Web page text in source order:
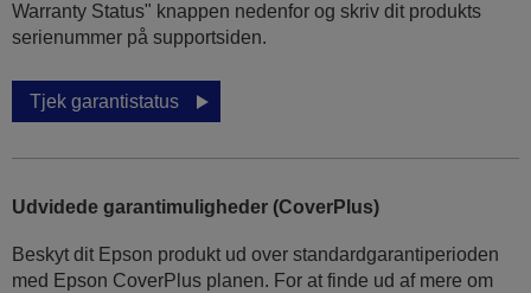
Warranty Status" knappen nedenfor og skriv dit produkts
serienummer på supportsiden.
Tjek garantistatus
Udvidede garantimuligheder (CoverPlus)
Beskyt dit Epson produkt ud over standardgarantiperioden
med Epson CoverPlus planen. For at finde ud af mere om